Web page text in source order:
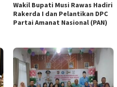
Wakil Bupati Musi Rawas Hadiri
Rakerda I dan Pelantikan DPC
Partai Amanat Nasional (PAN)